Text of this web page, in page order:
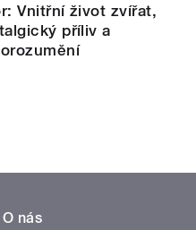
Vnitřní život zvířat,
příliv a
O nás